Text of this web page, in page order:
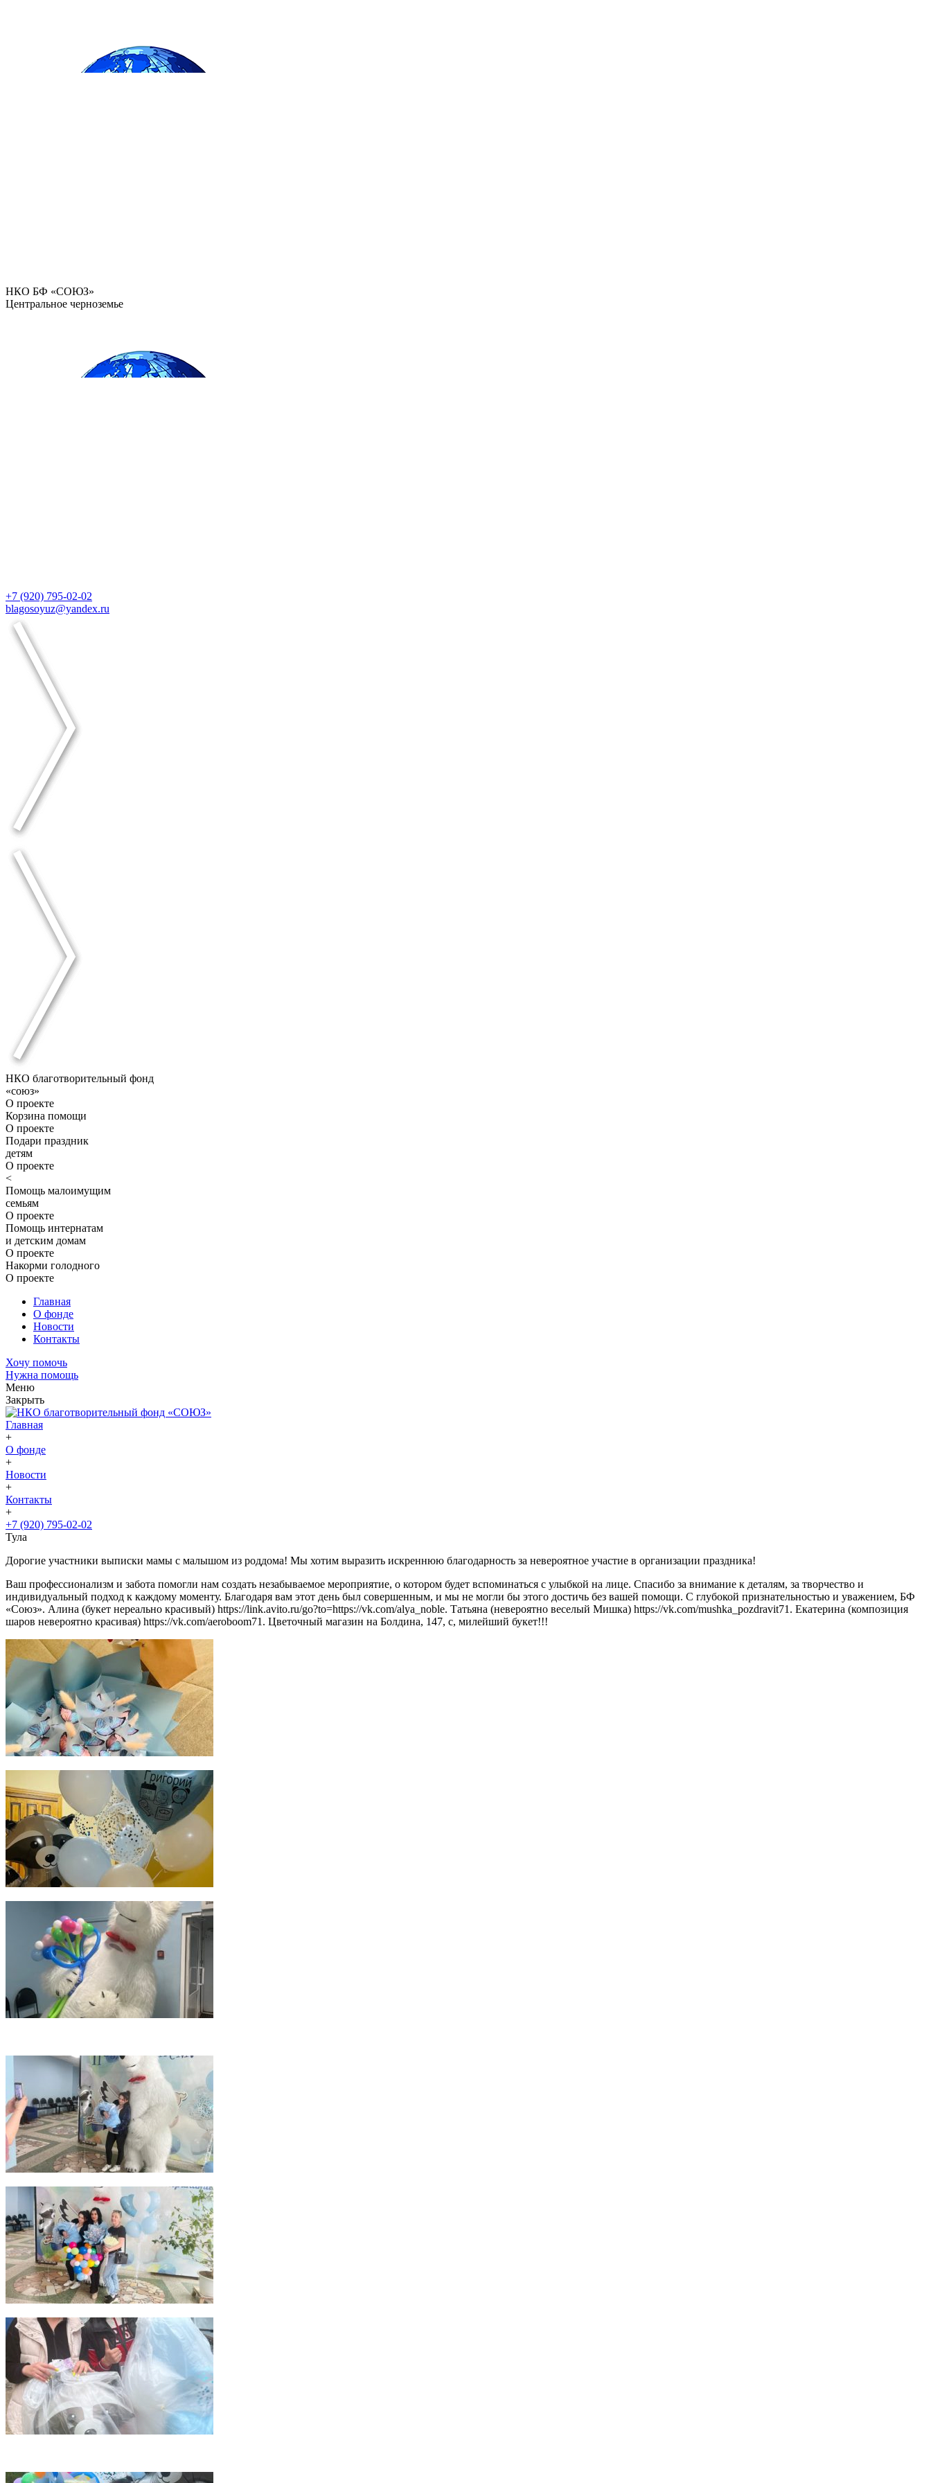
НКО БФ «СОЮЗ»
Центральное черноземье
+7 (920) 795-02-02
blagosoyuz@yandex.ru
НКО благотворительный фонд
«союз»
О проекте
Корзина помощи
О проекте
Подари праздник
детям
О проекте
<
Помощь малоимущим
семьям
О проекте
Помощь интернатам
и детским домам
О проекте
Накорми голодного
О проекте
Главная
О фонде
Новости
Контакты
Хочу помочь
Нужна помощь
Меню
Закрыть
Главная
+
О фонде
+
Новости
+
Контакты
+
+7 (920) 795-02-02
Тула
Дорогие участники выписки мамы с малышом из роддома! Мы хотим выразить искреннюю благодарность за невероятное участие в организации праздника!
Ваш профессионализм и забота помогли нам создать незабываемое мероприятие, о котором будет вспоминаться с улыбкой на лице. Спасибо за внимание к деталям, за творчество и
индивидуальный подход к каждому моменту. Благодаря вам этот день был совершенным, и мы не могли бы этого достичь без вашей помощи. С глубокой признательностью и уважением, БФ
«Союз». Алина (букет нереально красивый) https://link.avito.ru/go?to=https://vk.com/alya_noble. Татьяна (невероятно веселый Мишка) https://vk.com/mushka_pozdravit71. Екатерина (композиция
шаров невероятно красивая) https://vk.com/aeroboom71. Цветочный магазин на Болдина, 147, с, милейший букет!!!